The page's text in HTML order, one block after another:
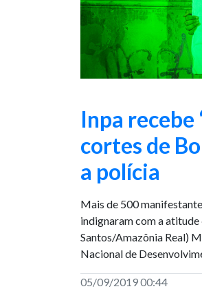
Inpa recebe
cortes de
a polícia
Mais de 500
indignaram com a
Santos/Amazônia Real)
Nacional de
05/09/2019 00:44